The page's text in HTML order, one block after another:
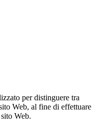
per distinguere tra
Web, al fine di effettuare
Web.